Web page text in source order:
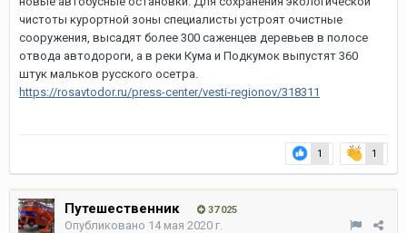
чистоты курортной зоны специалисты устроят очистные
сооружения, высадят более 300 саженцев деревьев в полосе
отвода автодороги, а в реки Кума и Подкумок выпустят 360
штук мальков русского осетра.
https://rosavtodor.ru/press-center/vesti-regionov/318311
1 1
Путешественник 37 025
Опубликовано 14 мая 2020 г.